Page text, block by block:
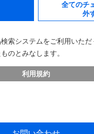
全てのチ
外
索システムをご利用いただ
のとみなします。
利用規約